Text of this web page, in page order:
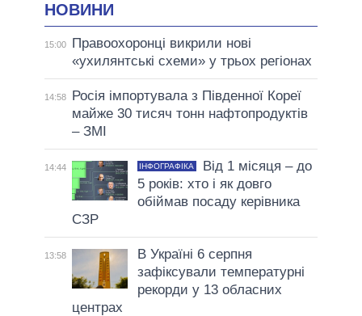
НОВИНИ
15:00
Правоохоронці викрили нові
«ухилянтські схеми» у трьох регіонах
14:58
Росія імпортувала з Південної Кореї
майже 30 тисяч тонн нафтопродуктів
– ЗМІ
14:44 ІНФОГРАФІКА
Від 1 місяця – до
5 років: хто і як довго
обіймав посаду керівника
СЗР
13:58
В Україні 6 серпня
зафіксували температурні
рекорди у 13 обласних
центрах